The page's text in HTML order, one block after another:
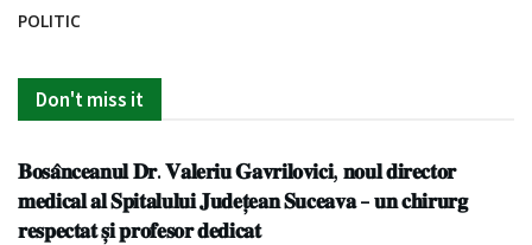
POLITIC
Don't miss it
ACTUALITATE
𝐁𝐨𝐬𝐚̂𝐧𝐜𝐞𝐚𝐧𝐮𝐥 𝐃𝐫. 𝐕𝐚𝐥𝐞𝐫𝐢𝐮 𝐆𝐚𝐯𝐫𝐢𝐥𝐨𝐯𝐢𝐜𝐢, 𝐧𝐨𝐮𝐥 𝐝𝐢𝐫𝐞𝐜𝐭𝐨𝐫
𝐦𝐞𝐝𝐢𝐜𝐚𝐥 𝐚𝐥 𝐒𝐩𝐢𝐭𝐚𝐥𝐮𝐥𝐮𝐢 𝐉𝐮𝐝𝐞𝐭̦𝐞𝐚𝐧 𝐒𝐮𝐜𝐞𝐚𝐯𝐚 – 𝐮𝐧 𝐜𝐡𝐢𝐫𝐮𝐫𝐠
𝐫𝐞𝐬𝐩𝐞𝐜𝐭𝐚𝐭 𝐬̦𝐢 𝐩𝐫𝐨𝐟𝐞𝐬𝐨𝐫 𝐝𝐞𝐝𝐢𝐜𝐚𝐭